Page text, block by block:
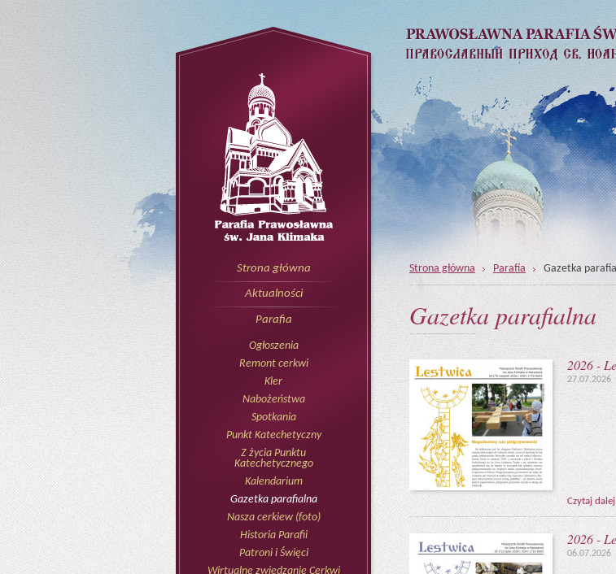
Strona główna
Aktualności
Parafia
Ogłoszenia
Remont cerkwi
Kler
Nabożeństwa
Spotkania
Punkt Katechetyczny
Z życia Punktu
Katechetycznego
Kalendarium
Gazetka parafialna
Nasza cerkiew (foto)
Historia Parafii
Patroni i Święci
Wirtualne zwiedzanie Cerkwi
Strona główna Parafia Gazetka
Gazetka parafialna
2026 -
27.07.2026
Czytaj dalej
2026 -
06.07.2026